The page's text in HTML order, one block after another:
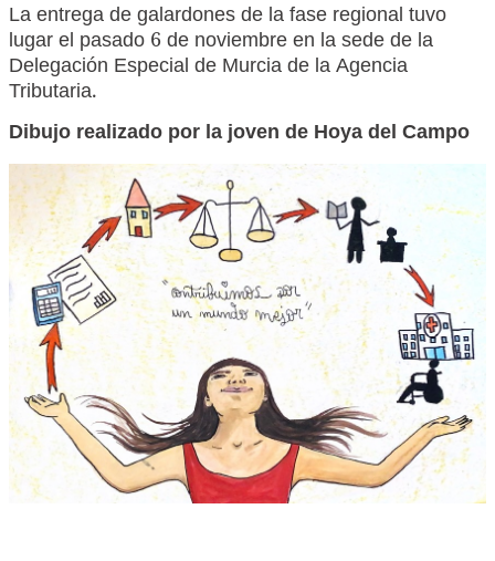
La entrega de galardones de la fase regional tuvo
lugar el pasado 6 de noviembre en la sede de la
Delegación Especial de Murcia de la Agencia
Tributaria.
Dibujo realizado por la joven de Hoya del Campo